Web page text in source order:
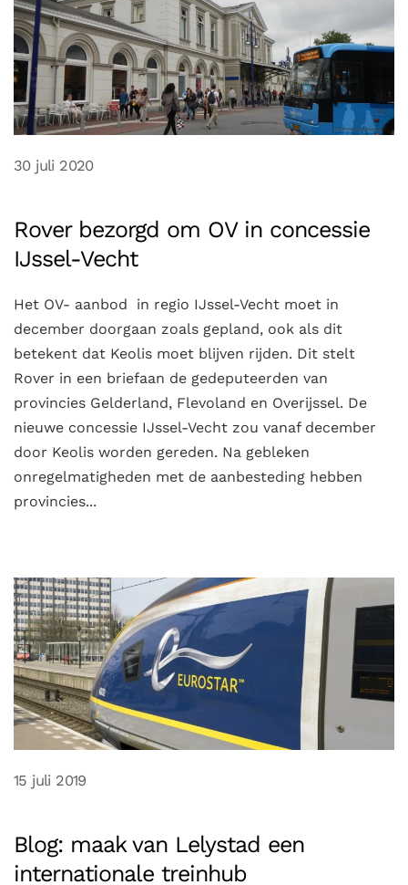
30 juli 2020
Rover bezorgd om OV in concessie
IJssel-Vecht
Het OV- aanbod in regio IJssel-Vecht moet in
december doorgaan zoals gepland, ook als dit
betekent dat Keolis moet blijven rijden. Dit stelt
Rover in een briefaan de gedeputeerden van
provincies Gelderland, Flevoland en Overijssel. De
nieuwe concessie IJssel-Vecht zou vanaf december
door Keolis worden gereden. Na gebleken
onregelmatigheden met de aanbesteding hebben
provincies...
15 juli 2019
Blog: maak van Lelystad een
internationale treinhub